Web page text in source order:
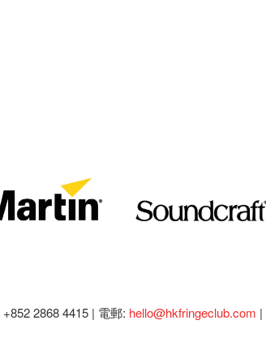
2868 4415 | 電郵: hello@hkfringeclub.com |